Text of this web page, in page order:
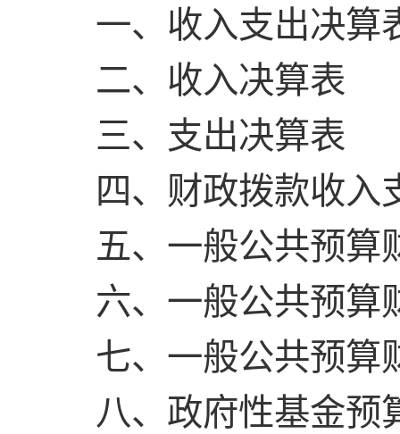
一、收入支出决算
二、收入决算表
三、支出决算表
四、财政拨款收入
五、一般公共预算
六、一般公共预算
七、一般公共预算
八、政府性基金预